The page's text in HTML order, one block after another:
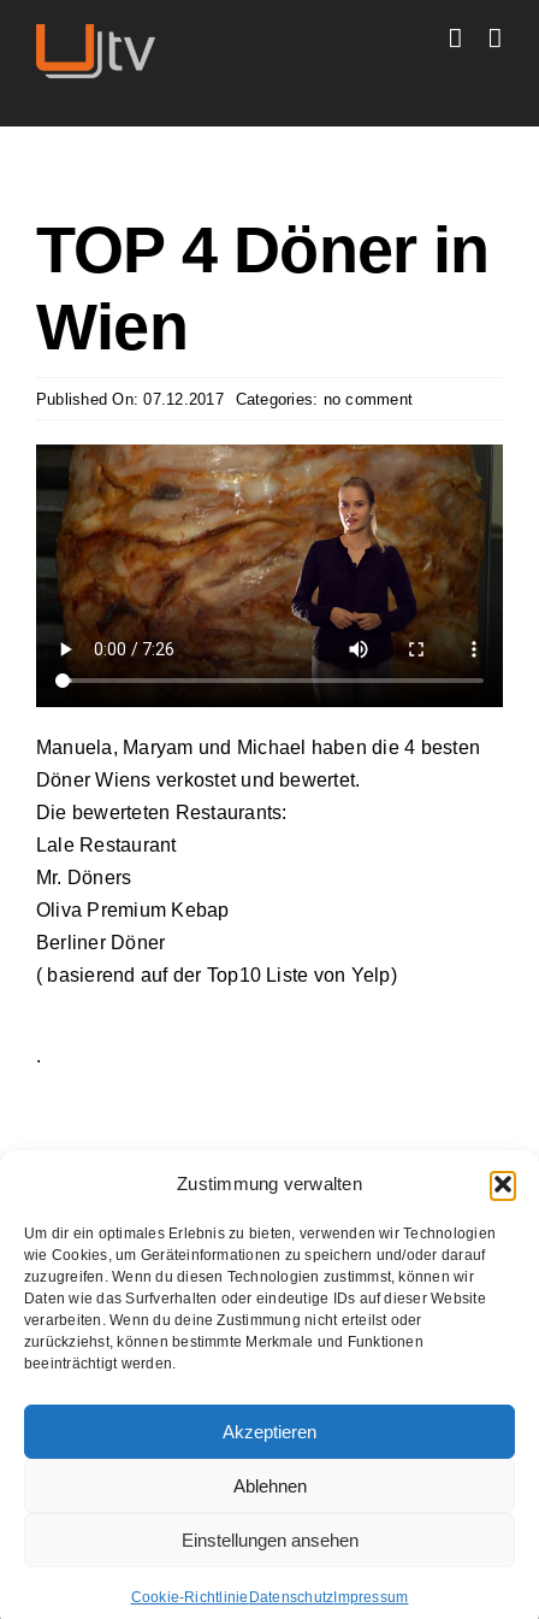
Zustimmung verwalten
Um dir ein optimales Erlebnis zu bieten, verwenden wir Technologien
wie Cookies, um Geräteinformationen zu speichern und/oder darauf
zuzugreifen. Wenn du diesen Technologien zustimmst, können wir
Daten wie das Surfverhalten oder eindeutige IDs auf dieser Website
verarbeiten. Wenn du deine Zustimmung nicht erteilst oder
zurückziehst, können bestimmte Merkmale und Funktionen
beeinträchtigt werden.
Akzeptieren
Ablehnen
Einstellungen ansehen
Cookie-Richtlinie Datenschutz Impressum
content
TOP 4 Döner in
Wien
Published On: 07.12.2017 Categories: no comment
Manuela, Maryam und Michael haben die 4 besten
Döner Wiens verkostet und bewertet.
Die bewerteten Restaurants:
Lale Restaurant
Mr. Döners
Oliva Premium Kebap
Berliner Döner
( basierend auf der Top10 Liste von Yelp)
.
Copyright UTV 2026 |Impressum|Datenschutz